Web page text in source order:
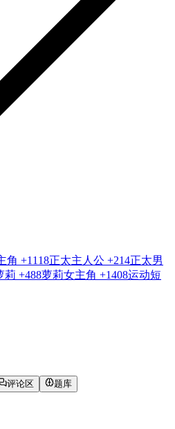
角 +1118正太主人公 +214正太男
莉 +488萝莉女主角 +1408运动短
评论区 题库